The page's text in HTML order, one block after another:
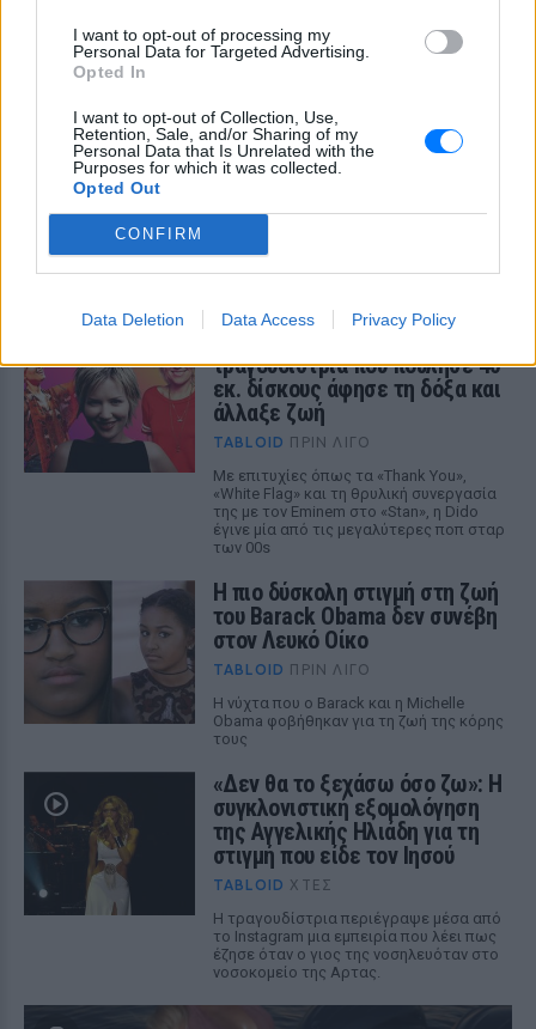
I want to opt-out of processing my
Personal Data for Targeted Advertising.
Opted In
I want to opt-out of Collection, Use,
Retention, Sale, and/or Sharing of my
Personal Data that Is Unrelated with the
Purposes for which it was collected.
Opted Out
CONFIRM
Data Deletion Data Access Privacy Policy
ΔΕΙΤΕ ΕΠΙΣΗΣ
τραγουδίστρια που πούλησε 40
εκ. δίσκους άφησε τη δόξα και
άλλαξε ζωή
TABLOID ΠΡΙΝ ΛΊΓΟ
Με επιτυχίες όπως τα «Thank You»,
«White Flag» και τη θρυλική συνεργασία
της με τον Eminem στο «Stan», η Dido
έγινε μία από τις μεγαλύτερες ποπ σταρ
των 00s
Η πιο δύσκολη στιγμή στη ζωή
του Barack Obama δεν συνέβη
στον Λευκό Οίκο
TABLOID ΠΡΙΝ ΛΊΓΟ
Η νύχτα που ο Barack και η Michelle
Obama φοβήθηκαν για τη ζωή της κόρης
τους
«Δεν θα το ξεχάσω όσο ζω»: Η
συγκλονιστική εξομολόγηση
της Αγγελικής Ηλιάδη για τη
στιγμή που είδε τον Ιησού
TABLOID ΧΤΕΣ
Η τραγουδίστρια περιέγραψε μέσα από
το Instagram μια εμπειρία που λέει πως
έζησε όταν ο γιος της νοσηλευόταν στο
νοσοκομείο της Αρτας.